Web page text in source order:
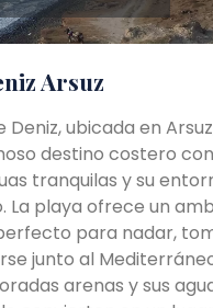
Arsuz
Deniz, ubicada en
destino costero
tranquilas y su
La playa ofrece un
para nadar,
junto al
arenas y sus